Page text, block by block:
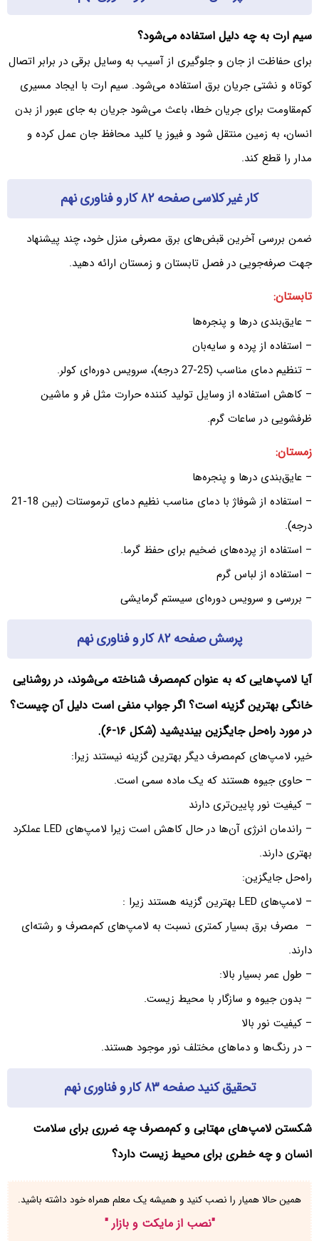
سیم ارت به چه دلیل استفاده می‌شود؟
برای حفاظت از جان و جلوگیری از آسیب به وسایل برقی در برابر اتصال
کوتاه و نشتی جریان برق استفاده می‌شود. سیم ارت با ایجاد مسیری
کم‌مقاومت برای جریان خطا، باعث می‌شود جریان به جای عبور از بدن
انسان، به زمین منتقل شود و فیوز یا کلید محافظ جان عمل کرده و
مدار را قطع کند.
کار غیر کلاسی صفحه ۸۲ کار و فناوری نهم
ضمن بررسی آخرین قبض‌های برق مصرفی منزل خود، چند پیشنهاد
جهت صرفه‌جویی در فصل تابستان و زمستان ارائه دهید.
تابستان:
– عایق‌بندی درها و پنجره‌ها
– استفاده از پرده و سایه‌بان
– تنظیم دمای مناسب (25-27 درجه)، سرویس دوره‌ای کولر.
– کاهش استفاده از وسایل تولید کننده حرارت مثل فر و ماشین
ظرفشویی در ساعات گرم.
زمستان:
– عایق‌بندی درها و پنجره‌ها
– استفاده از شوفاژ با دمای مناسب نظیم دمای ترموستات (بین 18-21
درجه).
– استفاده از پرده‌های ضخیم برای حفظ گرما.
– استفاده از لباس گرم
– بررسی و سرویس دوره‌ای سیستم گرمایشی
پرسش صفحه ۸۲ کار و فناوری نهم
آیا لامپ‌هایی که به عنوان کم‌مصرف شناخته می‌شوند، در روشنایی
خانگی بهترین گزینه است؟ اگر جواب منفی است دلیل آن چیست؟
در مورد راه‌حل جایگزین بیندیشید (شکل ۱۶-۶).
خیر، لامپ‌های کم‌مصرف دیگر بهترین گزینه نیستند زیرا:
– حاوی جیوه هستند که یک ماده سمی است.
– کیفیت نور پایین‌تری دارند
– راندمان انرژی آن‌ها در حال کاهش است زیرا لامپ‌های LED عملکرد
بهتری دارند.
راه‌حل جایگزین:
– لامپ‌های LED بهترین گزینه هستند زیرا :
– مصرف برق بسیار کمتری نسبت به لامپ‌های کم‌مصرف و رشته‌ای
دارند.
– طول عمر بسیار بالا:
– بدون جیوه و سازگار با محیط زیست.
– کیفیت نور بالا
– در رنگ‌ها و دماهای مختلف نور موجود هستند.
تحقیق کنید صفحه ۸۳ کار و فناوری نهم
شکستن لامپ‌های مهتابی و کم‌مصرف چه ضرری برای سلامت
انسان و چه خطری برای محیط زیست دارد؟
همین حالا همیار را نصب کنید و همیشه یک معلم همراه خود داشته باشید.
"نصب از مایکت و بازار"